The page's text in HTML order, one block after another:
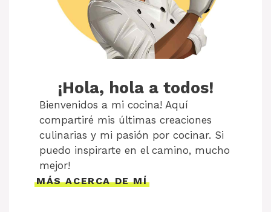
¡Hola, hola a todos!
Bienvenidos a mi cocina! Aquí
compartiré mis últimas creaciones
culinarias y mi pasión por cocinar. Si
puedo inspirarte en el camino, mucho
mejor!
MÁS ACERCA DE MÍ